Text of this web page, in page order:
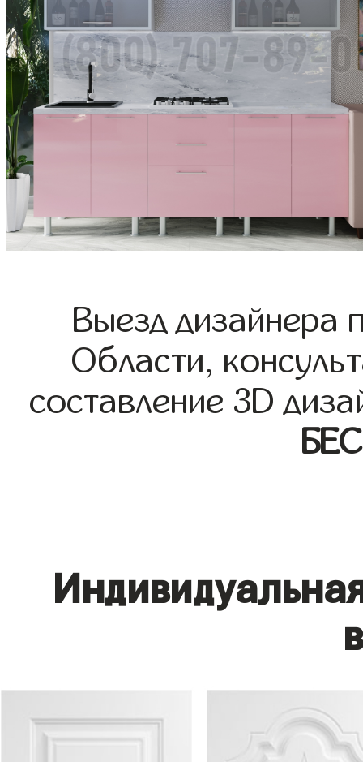
Выезд дизайнера
Области,
составление 3D